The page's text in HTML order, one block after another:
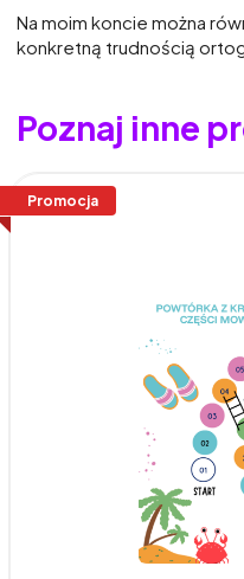
Na moim koncie można
konkretną trudnością
Poznaj inne
Promocja